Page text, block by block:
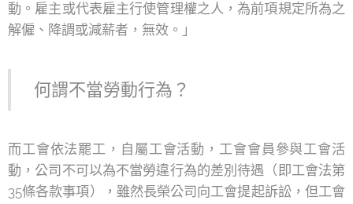
動。雇主或代表雇主行使管理權之人，為前項規定所為之
解僱、降調或減薪者，無效。」
何謂不當勞動行為？
而工會依法罷工，自屬工會活動，工會會員參與工會活
動，公司不可以為不當勞違行為的差別待遇（即工會法第
35條各款事項），雖然長榮公司向工會提起訴訟，但工會